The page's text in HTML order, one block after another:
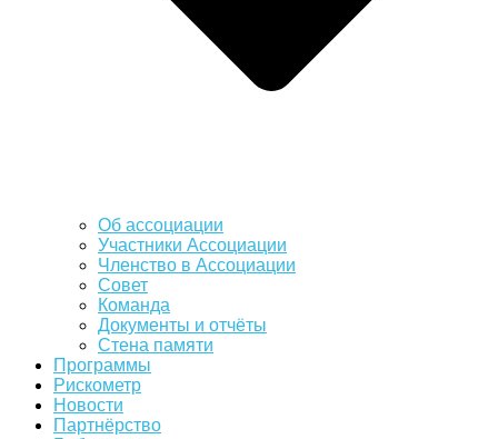
Об ассоциации
Участники Ассоциации
Членство в Ассоциации
Совет
Команда
Документы и отчёты
Стена памяти
Программы
Рискометр
Новости
Партнёрство